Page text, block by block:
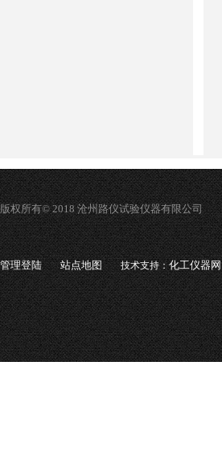
版权所有© 2018 沧州路仪试验仪器有限公司
管理登陆 站点地图 技术支持：化工仪器网